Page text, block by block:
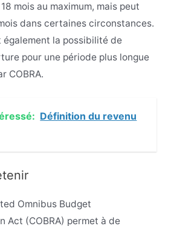
mois au maximum, mais peut
dans certaines circonstances.
également la possibilité de
pour une période plus longue
COBRA.
Définition du revenu
Omnibus Budget
Act (COBRA) permet à de